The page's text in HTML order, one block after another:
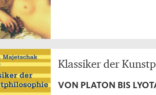
Klassiker der
VON PLATON BIS